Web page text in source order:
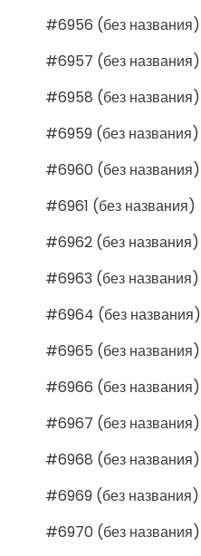
#6956 (без названия)
#6957 (без названия)
#6958 (без названия)
#6959 (без названия)
#6960 (без названия)
#6961 (без названия)
#6962 (без названия)
#6963 (без названия)
#6964 (без названия)
#6965 (без названия)
#6966 (без названия)
#6967 (без названия)
#6968 (без названия)
#6969 (без названия)
#6970 (без названия)